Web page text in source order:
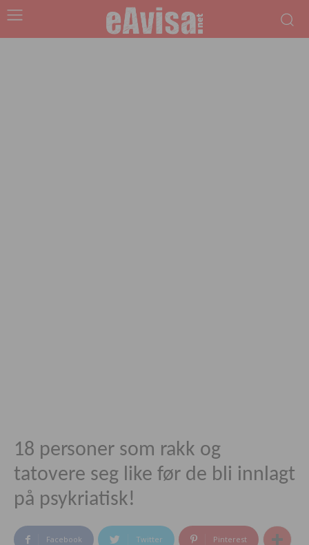
18 personer som rakk og
tatovere seg like før de bli innlagt
på psykriatisk!
Facebook Twitter Pinterest